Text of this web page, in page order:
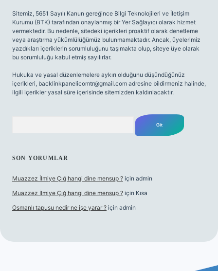
Sitemiz, 5651 Sayılı Kanun gereğince Bilgi Teknolojileri ve İletişim
Kurumu (BTK) tarafından onaylanmış bir Yer Sağlayıcı olarak hizmet
vermektedir. Bu nedenle, sitedeki içerikleri proaktif olarak denetleme
veya araştırma yükümlülüğümüz bulunmamaktadır. Ancak, üyelerimiz
yazdıkları içeriklerin sorumluluğunu taşımakta olup, siteye üye olarak
bu sorumluluğu kabul etmiş sayılırlar.
Hukuka ve yasal düzenlemelere aykırı olduğunu düşündüğünüz
içerikleri, backlinkpanelicomtr@gmail.com adresine bildirmeniz halinde,
ilgili içerikler yasal süre içerisinde sitemizden kaldırılacaktır.
SON YORUMLAR
Muazzez İlmiye Çığ hangi dine mensup ? için admin
Muazzez İlmiye Çığ hangi dine mensup ? için Kısa
Osmanlı tapusu nedir ne işe yarar ? için admin